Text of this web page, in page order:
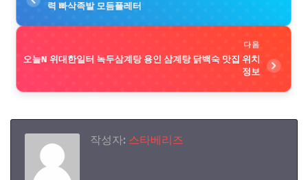
력 빠삭족발 모듬플레터
다음
오늘N 위대한일터 녹두삼계탕 용인 삼계탕 닭백숙 맛집 위치
정보
작성자: 스타베리즈